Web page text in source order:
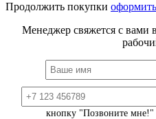
Продолжить покупки оформить
Менеджер свяжется с вами
кнопку "Позвоните